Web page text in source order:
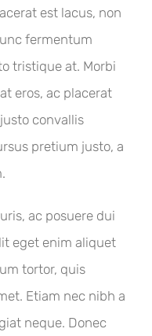
est lacus, non
fermentum
tristique at. Morbi
eros, ac placerat
convallis
pretium justo, a
ac posuere dui
eget enim aliquet
tortor, quis
Etiam nec nibh a
neque. Donec